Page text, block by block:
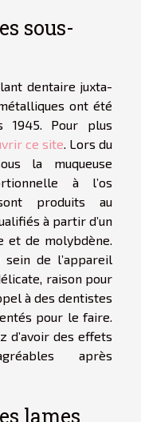
sous-
dentaire juxta-
ont été
1945. Pour plus
ce site . Lors du
la muqueuse
à l’os
produits au
à partir d’un
et de molybdène.
de l’appareil
raison pour
à des dentistes
pour le faire.
d’avoir des effets
après
lames